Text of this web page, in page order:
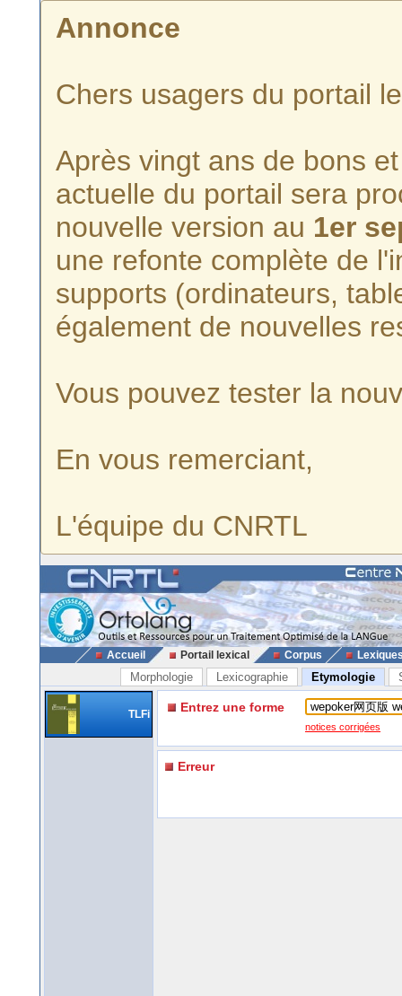
Annonce
Chers usagers du portail
Après vingt ans de bons
actuelle du portail sera
nouvelle version au 1er
une refonte complète de
supports (ordinateurs,
également de nouvelles
Vous pouvez tester la
En vous remerciant,
L'équipe du CNRTL
Accueil Portail lexical Corpus
Morphologie Lexicographie Etymologie
TLFi Entrez une forme
notices corrigées
Erreur